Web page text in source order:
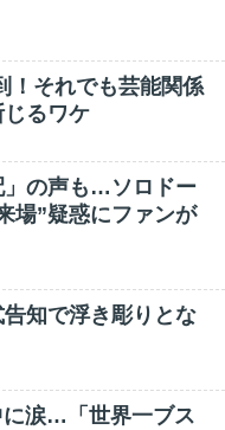
！それでも芸能関係
るワケ
」の声も…ソロドー
場”疑惑にファンが
知で浮き彫りとな
涙…「世界一ブス